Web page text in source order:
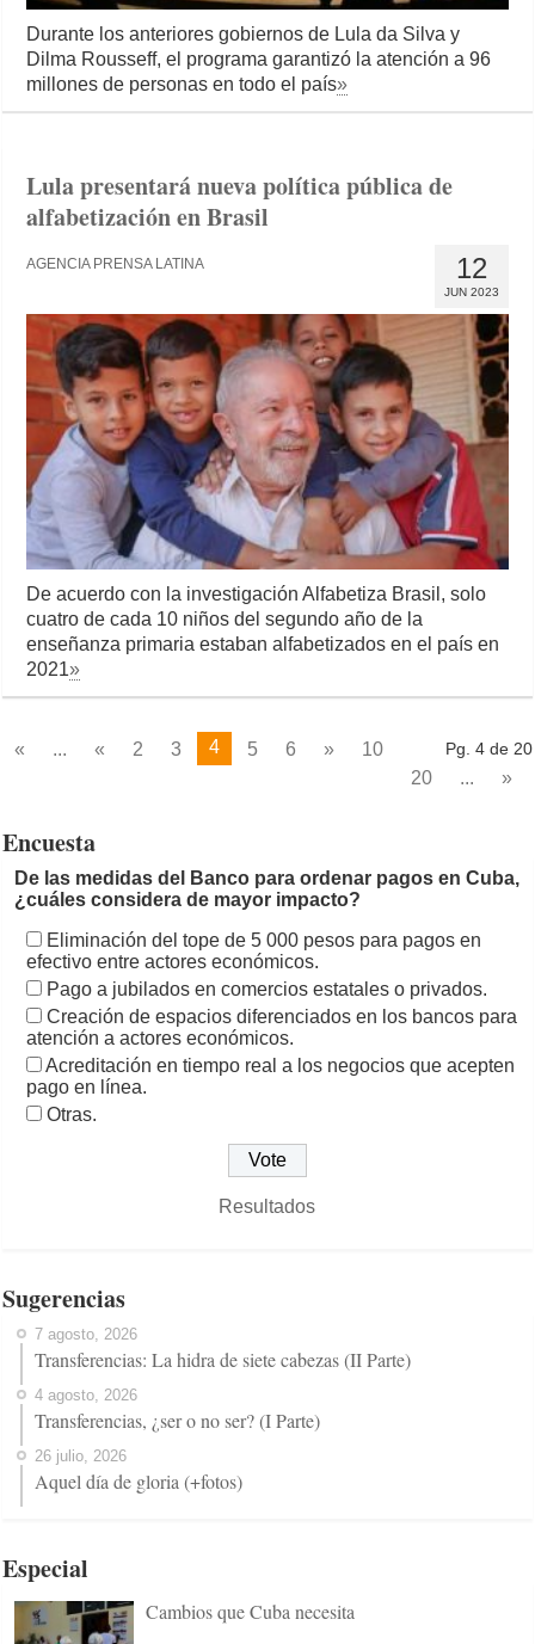
Durante los anteriores gobiernos de Lula da Silva y
Dilma Rousseff, el programa garantizó la atención a 96
millones de personas en todo el país»
Lula presentará nueva política pública de
alfabetización en Brasil
12
JUN 2023
AGENCIA PRENSA LATINA
De acuerdo con la investigación Alfabetiza Brasil, solo
cuatro de cada 10 niños del segundo año de la
enseñanza primaria estaban alfabetizados en el país en
2021»
Pg. 4 de 20
« ... « 2 3 4 5 6 »
10
20
... »
Encuesta
De las medidas del Banco para ordenar pagos en Cuba,
¿cuáles considera de mayor impacto?
Eliminación del tope de 5 000 pesos para pagos en
efectivo entre actores económicos.
Pago a jubilados en comercios estatales o privados.
Creación de espacios diferenciados en los bancos para
atención a actores económicos.
Acreditación en tiempo real a los negocios que acepten
pago en línea.
Otras.
Resultados
Sugerencias
7 agosto, 2026
Transferencias: La hidra de siete cabezas (II Parte)
4 agosto, 2026
Transferencias, ¿ser o no ser? (I Parte)
26 julio, 2026
Aquel día de gloria (+fotos)
Especial
Cambios que Cuba necesita